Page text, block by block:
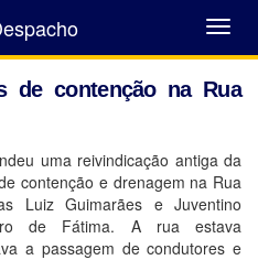
Abrir
Menu
de contenção na Rua
uma reivindicação antiga da
contenção e drenagem na Rua
Luiz Guimarães e Juventino
de Fátima. A rua estava
a passagem de condutores e